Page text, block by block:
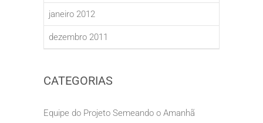
janeiro 2012
dezembro 2011
CATEGORIAS
Equipe do Projeto Semeando o Amanhã